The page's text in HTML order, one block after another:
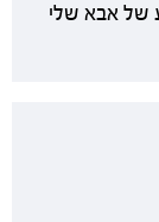
של אבא שלי